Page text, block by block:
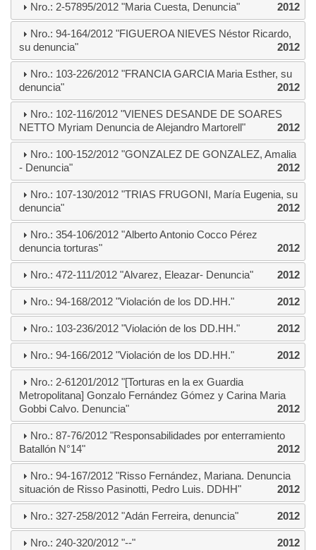
Nro.: 2-57895/2012 "Maria Cuesta, Denuncia" 2012
Nro.: 94-164/2012 "FIGUEROA NIEVES Néstor Ricardo,
su denuncia"
2012
Nro.: 103-226/2012 "FRANCIA GARCIA Maria Esther, su
denuncia"
2012
Nro.: 102-116/2012 "VIENES DESANDE DE SOARES
NETTO Myriam Denuncia de Alejandro Martorell"
2012
Nro.: 100-152/2012 "GONZALEZ DE GONZALEZ, Amalia
- Denuncia"
2012
Nro.: 107-130/2012 "TRIAS FRUGONI, María Eugenia, su
denuncia"
2012
Nro.: 354-106/2012 "Alberto Antonio Cocco Pérez
denuncia torturas"
2012
Nro.: 472-111/2012 "Alvarez, Eleazar- Denuncia" 2012
Nro.: 94-168/2012 "Violación de los DD.HH." 2012
Nro.: 103-236/2012 "Violación de los DD.HH." 2012
Nro.: 94-166/2012 "Violación de los DD.HH." 2012
Nro.: 2-61201/2012 "[Torturas en la ex Guardia
Metropolitana] Gonzalo Fernández Gómez y Carina Maria
Gobbi Calvo. Denuncia"
2012
Nro.: 87-76/2012 "Responsabilidades por enterramiento
Batallón N°14"
2012
Nro.: 94-167/2012 "Risso Fernández, Mariana. Denuncia
situación de Risso Pasinotti, Pedro Luis. DDHH"
2012
Nro.: 327-258/2012 "Adán Ferreira, denuncia" 2012
Nro.: 240-320/2012 "--" 2012